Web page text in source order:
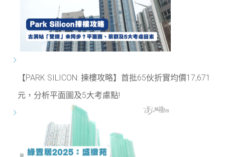
【PARK SILICON: 揀樓攻略】首批65伙折實均價17,671
元，分析平面圖及5大考慮點!